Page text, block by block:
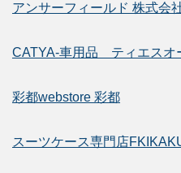
アンサーフィールド 株式会
CATYA-車用品 ティエスオ
彩都webstore 彩都
スーツケース専門店